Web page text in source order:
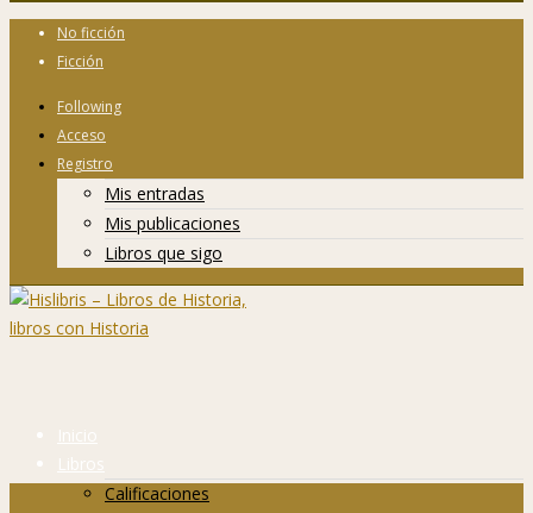
No ficción
Ficción
Following
Acceso
Registro
Mis entradas
Mis publicaciones
Libros que sigo
Inicio
Libros
Calificaciones